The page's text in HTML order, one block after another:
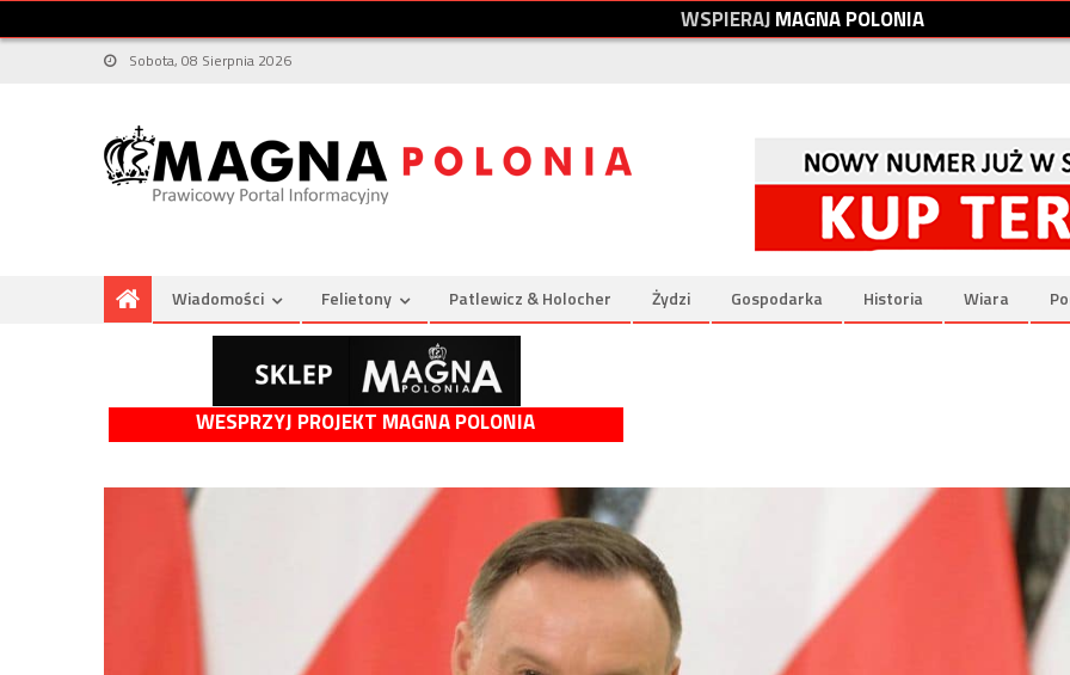
WSPIERAJMAGNAPOLONIA
Sobota, 08 Sierpnia 2026
Wiadomości Felietony Patlewicz & Holocher Żydzi Gospodarka Historia Wiara
WESPRZYJ PROJEKT MAGNA POLONIA